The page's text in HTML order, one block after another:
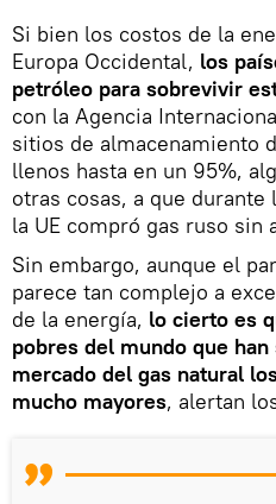
Si bien los costos de la
Europa Occidental, los
petróleo para sobrevivir
con la Agencia
sitios de almacenamiento
llenos hasta en un 95%,
otras cosas, a que
la UE compró gas ruso sin
Sin embargo, aunque el
parece tan complejo a
de la energía, lo cierto es
pobres del mundo que
mercado del gas natural
mucho mayores, alertan